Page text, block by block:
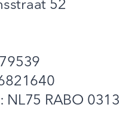
52
NL75 RABO 0313